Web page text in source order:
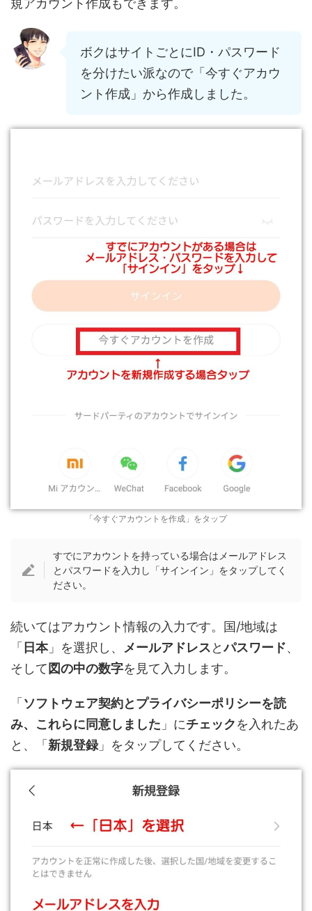
ボクはサイトごとにID・パスワード
を分けたい派なので「今すぐアカウ
ント作成」から作成しました。
「今すぐアカウントを作成」をタップ
すでにアカウントを持っている場合はメールアドレス
とパスワードを入力し「サインイン」をタップしてく
ださい。
続いてはアカウント情報の入力です。国/地域は
「日本」を選択し、 メールアドレスとパスワード、
そして図の中の数字を見て入力します。
「ソフトウェア契約とプライバシーポリシーを読
み、これらに同意しました 」にチェックを入れたあ
と、「新規登録」をタップしてください。